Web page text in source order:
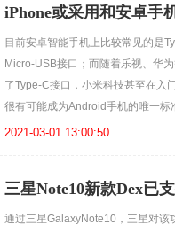
iPhone或采用和安卓手
目前安卓智能手机上比较常见的是
Micro-USB接口；而随着乐视、华
了Type-C接口，小米科技甚至在入
很有可能成为Android手机的唯一标
2021-03-01 13:00:50
三星Note10新款Dex已
通过三星GalaxyNote10，三星对